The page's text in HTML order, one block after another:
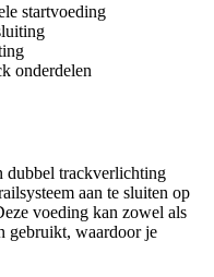
startvoeding
onderdelen
dubbel trackverlichting
aan te sluiten op
voeding kan zowel als
gebruikt, waardoor je